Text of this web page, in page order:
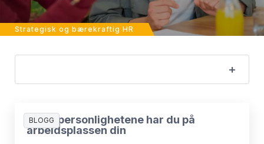
Strategisk og bærekraftig HR
BLOGG
Disse personlighetene har du på
arbeidsplassen din